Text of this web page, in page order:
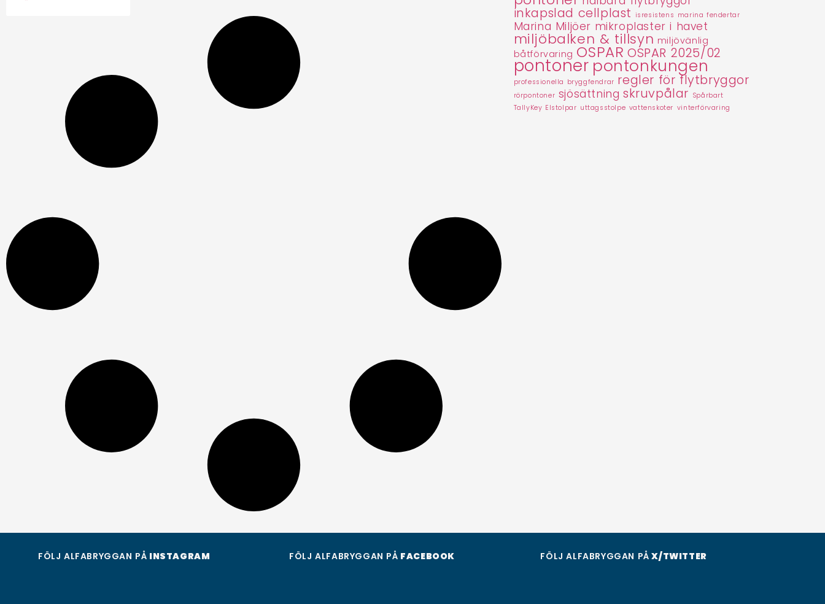
inkapslad cellplast isresistens marina fendertar
Marina Miljöer mikroplaster i havet
miljöbalken & tillsyn miljövänlig
båtförvaring OSPAR OSPAR 2025/02
pontoner pontonkungen
professionella bryggfendrar regler för flytbryggor
rörpontoner sjösättning skruvpålar Spårbart
TallyKey Elstolpar uttagsstolpe vattenskoter vinterförvaring
FÖLJ ALFABRYGGAN PÅ INSTAGRAM FÖLJ ALFABRYGGAN PÅ FACEBOOK FÖLJ ALFABRYGGAN PÅ X/TWITTER